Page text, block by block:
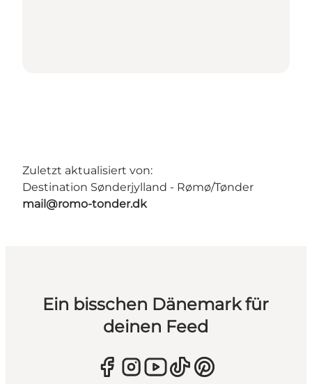
Zuletzt aktualisiert von:
Destination Sønderjylland - Rømø/Tønder
mail@romo-tonder.dk
Ein bisschen Dänemark für
deinen Feed